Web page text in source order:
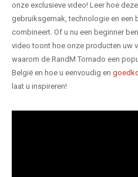
onze exclusieve video! Leer hoe
gebruiksgemak, technologie en een
combineert. Of u nu een beginner
video toont hoe onze producten uw
waarom de RandM Tornado een
België en hoe u eenvoudig en
laat u inspireren!